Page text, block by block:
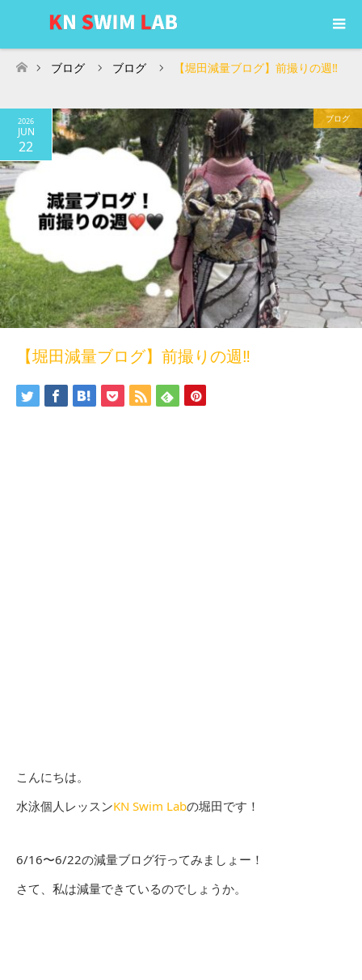
ホーム
ブログ ブログ 【堀田減量ブログ】前撮りの週‼
2026
JUN
22
ブログ
【堀田減量ブログ】前撮りの週‼
こんにちは。
水泳個人レッスンKN Swim Labの堀田です！
6/16〜6/22の減量ブログ行ってみましょー！
さて、私は減量できているのでしょうか。